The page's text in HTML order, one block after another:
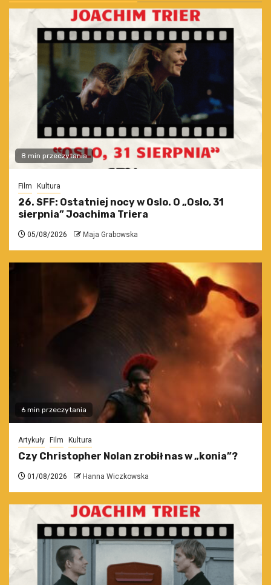
8 min przeczytania
Film Kultura
26. SFF: Ostatniej nocy w Oslo. O „Oslo, 31
sierpnia” Joachima Triera
05/08/2026 Maja Grabowska
6 min przeczytania
Artykuły Film Kultura
Czy Christopher Nolan zrobił nas w „konia”?
01/08/2026 Hanna Wiczkowska